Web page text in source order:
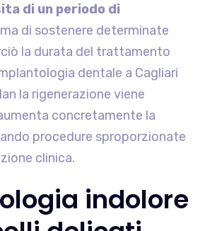
di un periodo di
di sostenere determinate
la durata del trattamento
dentale a Cagliari
la rigenerazione viene
concretamente la
procedure sproporzionate
clinica.
indolore